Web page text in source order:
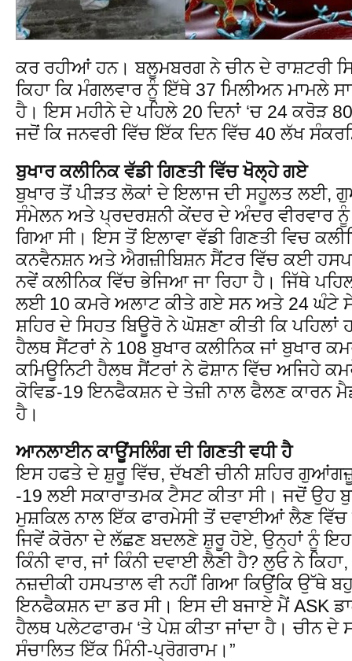
ਕਰ ਰਹੀਆਂ ਹਨ। ਬਲੂਮਬਰਗ ਨੇ ਚੀਨ ਦੇ ਰਾਸ਼ਟਰੀ
ਕਿਹਾ ਕਿ ਮੰਗਲਵਾਰ ਨੂੰ ਇੱਥੇ 37 ਮਿਲੀਅਨ ਮਾਮਲੇ
ਹੈ। ਇਸ ਮਹੀਨੇ ਦੇ ਪਹਿਲੇ 20 ਦਿਨਾਂ ‘ਚ 24 ਕਰੋੜ
ਜਦੋਂ ਕਿ ਜਨਵਰੀ ਵਿੱਚ ਇੱਕ ਦਿਨ ਵਿੱਚ 40 ਲੱਖ
ਬੁਖਾਰ ਕਲੀਨਿਕ ਵੱਡੀ ਗਿਣਤੀ ਵਿੱਚ ਖੋਲ੍ਹੇ ਗਏ
ਬੁਖਾਰ ਤੋਂ ਪੀੜਤ ਲੋਕਾਂ ਦੇ ਇਲਾਜ ਦੀ ਸਹੂਲਤ ਲਈ,
ਸੰਮੇਲਨ ਅਤੇ ਪ੍ਰਦਰਸ਼ਨੀ ਕੇਂਦਰ ਦੇ ਅੰਦਰ ਵੀਰਵਾਰ ਨੂੰ
ਗਿਆ ਸੀ। ਇਸ ਤੋਂ ਇਲਾਵਾ ਵੱਡੀ ਗਿਣਤੀ ਵਿਚ
ਕਨਵੈਨਸ਼ਨ ਅਤੇ ਐਗਜ਼ੀਬਿਸ਼ਨ ਸੈਂਟਰ ਵਿੱਚ ਕਈ
ਨਵੇਂ ਕਲੀਨਿਕ ਵਿੱਚ ਭੇਜਿਆ ਜਾ ਰਿਹਾ ਹੈ। ਜਿੱਥੇ
ਲਈ 10 ਕਮਰੇ ਅਲਾਟ ਕੀਤੇ ਗਏ ਸਨ ਅਤੇ 24 ਘੰਟੇ
ਸ਼ਹਿਰ ਦੇ ਸਿਹਤ ਬਿਊਰੋ ਨੇ ਘੋਸ਼ਣਾ ਕੀਤੀ ਕਿ ਪਹਿਲਾਂ
ਹੈਲਥ ਸੈਂਟਰਾਂ ਨੇ 108 ਬੁਖਾਰ ਕਲੀਨਿਕ ਜਾਂ ਬੁਖਾਰ
ਕਮਿਊਨਿਟੀ ਹੈਲਥ ਸੈਂਟਰਾਂ ਨੇ ਫੋਸ਼ਾਨ ਵਿੱਚ ਅਜਿਹੇ
ਕੋਵਿਡ-19 ਇਨਫੈਕਸ਼ਨ ਦੇ ਤੇਜ਼ੀ ਨਾਲ ਫੈਲਣ ਕਾਰਨ
ਹੈ।
ਆਨਲਾਈਨ ਕਾਊਂਸਲਿੰਗ ਦੀ ਗਿਣਤੀ ਵਧੀ ਹੈ
ਇਸ ਹਫਤੇ ਦੇ ਸ਼ੁਰੂ ਵਿੱਚ, ਦੱਖਣੀ ਚੀਨੀ ਸ਼ਹਿਰ
-19 ਲਈ ਸਕਾਰਾਤਮਕ ਟੈਸਟ ਕੀਤਾ ਸੀ। ਜਦੋਂ ਉਹ
ਮੁਸ਼ਕਿਲ ਨਾਲ ਇੱਕ ਫਾਰਮੇਸੀ ਤੋਂ ਦਵਾਈਆਂ ਲੈਣ ਵਿੱਚ
ਜਿਵੇਂ ਕੋਰੋਨਾ ਦੇ ਲੱਛਣ ਬਦਲਣੇ ਸ਼ੁਰੂ ਹੋਏ, ਉਨ੍ਹਾਂ ਨੂੰ ਇਹ
ਕਿੰਨੀ ਵਾਰ, ਜਾਂ ਕਿੰਨੀ ਦਵਾਈ ਲੈਣੀ ਹੈ? ਲੁਓ ਨੇ
ਨਜ਼ਦੀਕੀ ਹਸਪਤਾਲ ਵੀ ਨਹੀਂ ਗਿਆ ਕਿਉਂਕਿ ਉੱਥੇ
ਇਨਫੈਕਸ਼ਨ ਦਾ ਡਰ ਸੀ। ਇਸ ਦੀ ਬਜਾਏ ਮੈਂ ASK
ਹੈਲਥ ਪਲੇਟਫਾਰਮ ‘ਤੇ ਪੇਸ਼ ਕੀਤਾ ਜਾਂਦਾ ਹੈ। ਚੀਨ
ਸੰਚਾਲਿਤ ਇੱਕ ਮਿੰਨੀ-ਪ੍ਰੋਗਰਾਮ।”